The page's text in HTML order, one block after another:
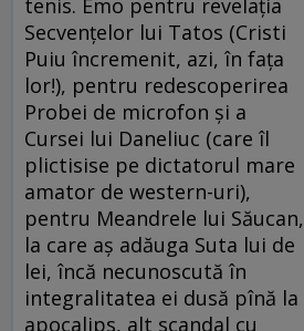
tenis. Emo pentru revelaţia
Secvenţelor lui Tatos (Cristi
Puiu încremenit, azi, în faţa
lor!), pentru redescoperirea
Probei de microfon şi a
Cursei lui Daneliuc (care îl
plictisise pe dictatorul mare
amator de western-uri),
pentru Meandrele lui Săucan,
la care aş adăuga Suta lui de
lei, încă necunoscută în
integralitatea ei dusă pînă la
apocalips, alt scandal cu